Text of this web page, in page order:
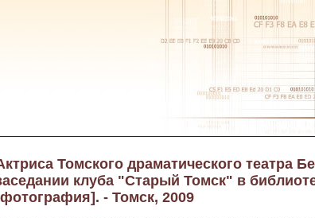
Томского драматического театра
клуба "Старый Томск" в
- Томск, 2009